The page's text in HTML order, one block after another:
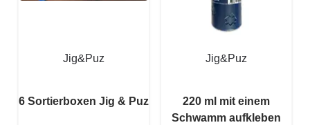
Jig&Puz
6 Sortierboxen Jig & Puz
Jig&Puz
220 ml mit einem
Schwamm aufkleben